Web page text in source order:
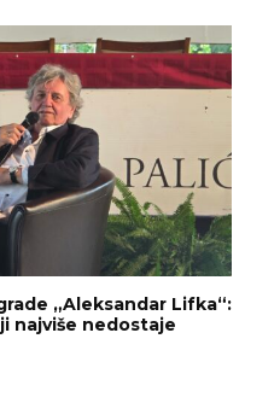
„Aleksandar Lifka“:
najviše nedostaje